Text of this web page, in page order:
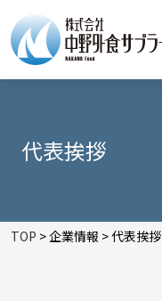
代表挨拶
TOP > 企業情報 > 代表挨拶